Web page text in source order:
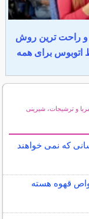
و راحت ترین روش
اتوبوس برای همه
و ترشیجات، شیرینی
که نمی خواهند
قهوه هسته